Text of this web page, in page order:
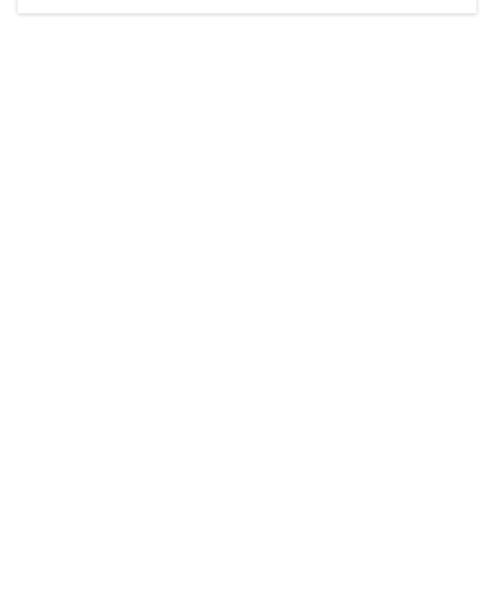
Der Weinbau dominert heute nicht mehr, ist aber integrativer